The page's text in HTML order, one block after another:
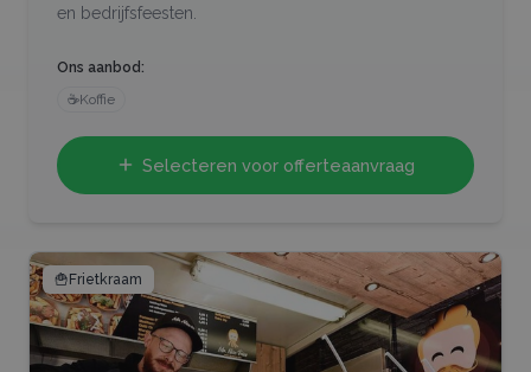
en bedrijfsfeesten.
Ons aanbod:
☕Koffie
Selecteren voor offerteaanvraag
🍟Frietkraam